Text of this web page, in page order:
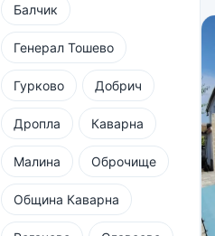
Балчик
Генерал Тошево
Гурково Добрич
Дропла Каварна
Малина Оброчище
Община Каварна